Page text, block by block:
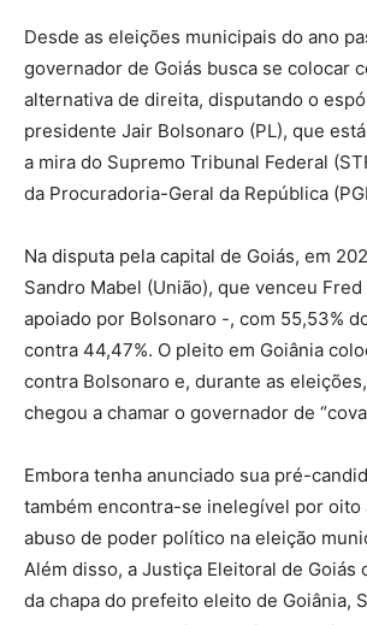
Desde as eleições municipais do ano
governador de Goiás busca se colocar
alternativa de direita, disputando o
presidente Jair Bolsonaro (PL), que
a mira do Supremo Tribunal Federal
da Procuradoria-Geral da República
Na disputa pela capital de Goiás, em
Sandro Mabel (União), que venceu
apoiado por Bolsonaro -, com 55,53%
contra 44,47%. O pleito em Goiânia
contra Bolsonaro e, durante as
chegou a chamar o governador de
Embora tenha anunciado sua pré-
também encontra-se inelegível por oito
abuso de poder político na eleição
Além disso, a Justiça Eleitoral de Goiás
da chapa do prefeito eleito de Goiânia,